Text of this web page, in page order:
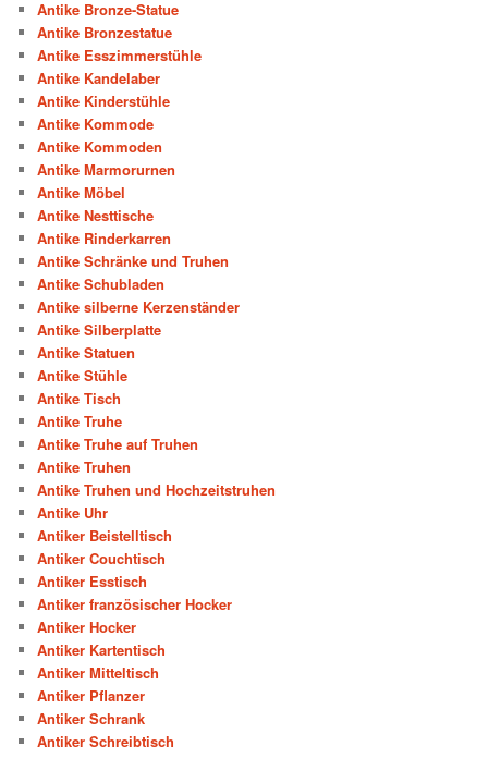
Antike Bronze-Statue
Antike Bronzestatue
Antike Esszimmerstühle
Antike Kandelaber
Antike Kinderstühle
Antike Kommode
Antike Kommoden
Antike Marmorurnen
Antike Möbel
Antike Nesttische
Antike Rinderkarren
Antike Schränke und Truhen
Antike Schubladen
Antike silberne Kerzenständer
Antike Silberplatte
Antike Statuen
Antike Stühle
Antike Tisch
Antike Truhe
Antike Truhe auf Truhen
Antike Truhen
Antike Truhen und Hochzeitstruhen
Antike Uhr
Antiker Beistelltisch
Antiker Couchtisch
Antiker Esstisch
Antiker französischer Hocker
Antiker Hocker
Antiker Kartentisch
Antiker Mitteltisch
Antiker Pflanzer
Antiker Schrank
Antiker Schreibtisch